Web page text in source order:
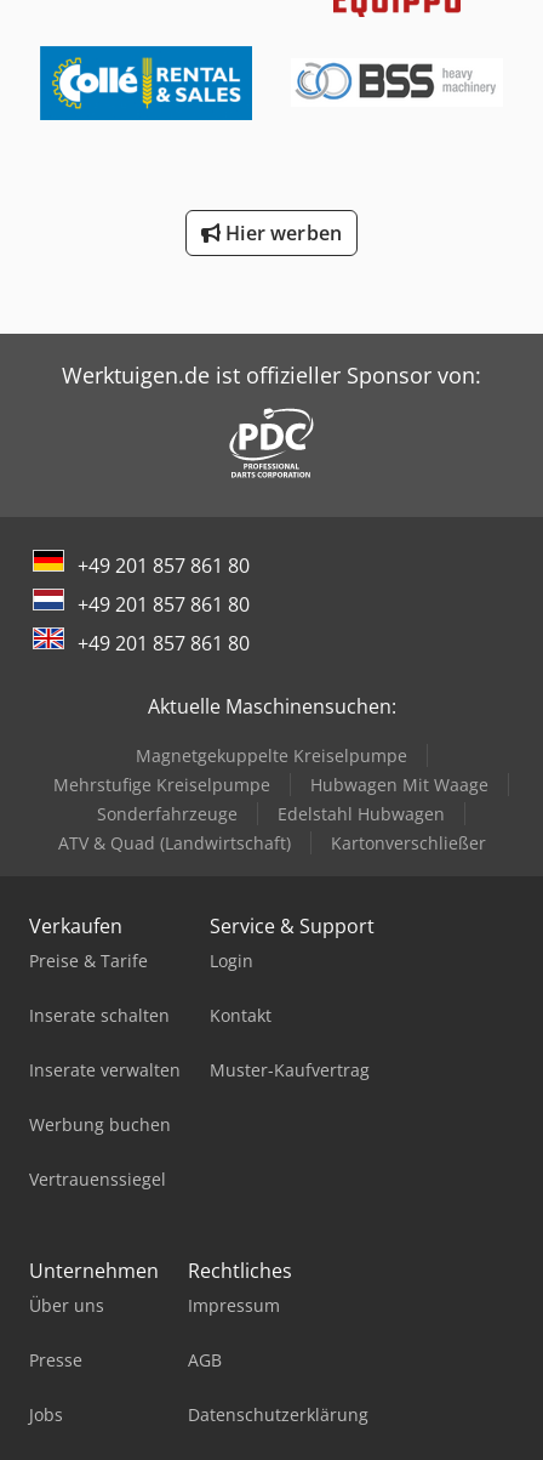
Seitenschieber
11.207 Betriebsstunden - 4.000kg Hubkraft - 6.325kg
Eigengewicht - Hubhöhe 330cm - Seitenschieber -
neu eingestellten Fahrzeuge per Email erhalten – melden
Sie sich bei unserem NEWSLETTER an! Irrtümer und
Schreibfehler möglich, Zwischenverkauf vorbehalten!
Hier werben
Werktuigen.de ist offizieller Sponsor von:
+49 201 857 861 80
+49 201 857 861 80
+49 201 857 861 80
Aktuelle Maschinensuchen:
Magnetgekuppelte Kreiselpumpe
Mehrstufige Kreiselpumpe
Hubwagen Mit Waage
Sonderfahrzeuge
Edelstahl Hubwagen
ATV & Quad (Landwirtschaft)
Kartonverschließer
Verkaufen
Preise & Tarife
Inserate schalten
Inserate verwalten
Werbung buchen
Vertrauenssiegel
Service & Support
Login
Kontakt
Muster-Kaufvertrag
Unternehmen
Über uns
Presse
Jobs
Rechtliches
Impressum
AGB
Datenschutzerklärung